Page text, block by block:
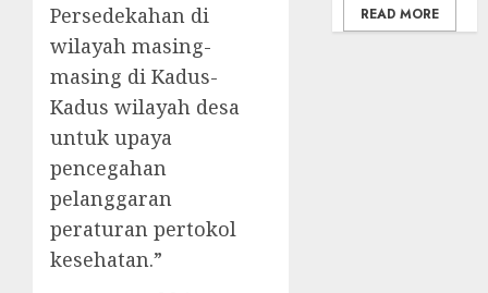
Persedekahan di
wilayah masing-
masing di Kadus-
Kadus wilayah desa
untuk upaya
pencegahan
pelanggaran
peraturan pertokol
kesehatan.”
READ MORE